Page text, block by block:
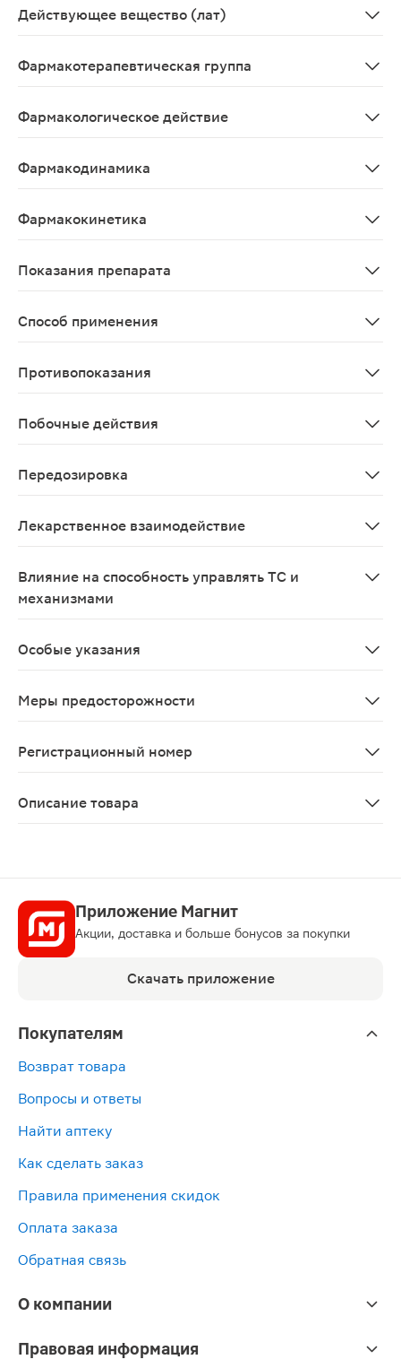
Действующее вещество (лат)
Фармакотерапевтическая группа
Фармакологическое действие
Фармакодинамика
Фармакокинетика
Показания препарата
Способ применения
Противопоказания
Побочные действия
Передозировка
Лекарственное взаимодействие
Влияние на способность управлять ТС и
механизмами
Особые указания
Меры предосторожности
Регистрационный номер
Описание товара
Приложение Магнит
Акции, доставка и больше бонусов за покупки
Скачать приложение
Покупателям
Возврат товара
Вопросы и ответы
Найти аптеку
Как сделать заказ
Правила применения скидок
Оплата заказа
Обратная связь
О компании
Правовая информация